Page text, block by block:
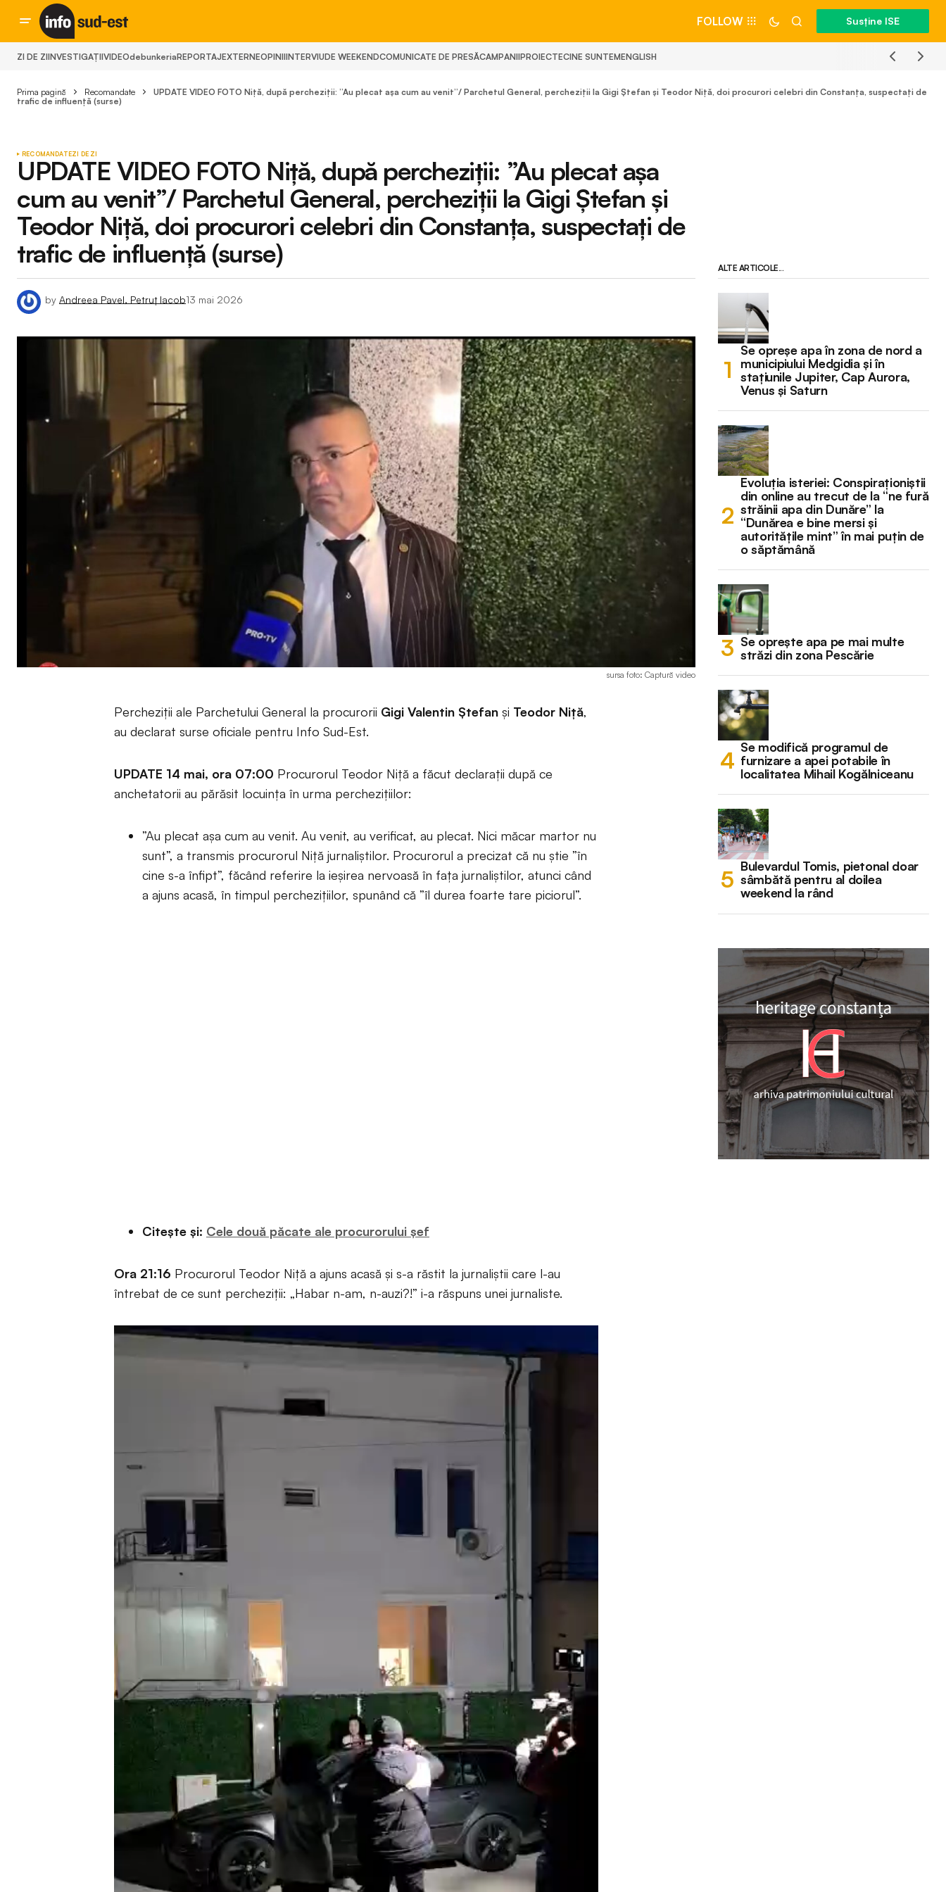
FOLLOW Susține ISE
ZI DE ZIINVESTIGAȚIIVIDEOdebunkeriaREPORTAJEXTERNEOPINIIINTERVIUDE WEEKENDCOMUNICATE DE PRESĂCAMPANIIPROIECTECINE SUNTEMENGLISH
Prima pagină Recomandate
UPDATE VIDEO FOTO Niță, după percheziții: ”Au plecat așa cum au venit”/ Parchetul General, percheziții la Gigi Ștefan și Teodor Niță, doi procurori celebri din Constanța, suspectați de
trafic de influență (surse)
RECOMANDATEZI DE ZI
UPDATE VIDEO FOTO Niță, după percheziții: ”Au plecat așa
cum au venit”/ Parchetul General, percheziții la Gigi Ștefan și
Teodor Niță, doi procurori celebri din Constanța, suspectați de
trafic de influență (surse)
by Andreea Pavel, Petruț Iacob13 mai 2026
sursa foto: Captură video
Percheziții ale Parchetului General la procurorii Gigi Valentin Ștefan și Teodor Niță,
au declarat surse oficiale pentru Info Sud-Est.
UPDATE 14 mai, ora 07:00 Procurorul Teodor Niță a făcut declarații după ce
anchetatorii au părăsit locuința în urma perchezițiilor:
”Au plecat așa cum au venit. Au venit, au verificat, au plecat. Nici măcar martor nu
sunt”, a transmis procurorul Niță jurnaliștilor. Procurorul a precizat că nu știe ”în
cine s-a înfipt”, făcând referire la ieșirea nervoasă în fața jurnaliștilor, atunci când
a ajuns acasă, în timpul perchezițiilor, spunând că ”îl durea foarte tare piciorul”.
Citește și: Cele două păcate ale procurorului șef
Ora 21:16 Procurorul Teodor Niță a ajuns acasă și s-a răstit la jurnaliștii care l-au
întrebat de ce sunt percheziții: „Habar n-am, n-auzi?!” i-a răspuns unei jurnaliste.
ALTE ARTICOLE...
Se opreșe apa în zona de nord a
municipiului Medgidia și în
stațiunile Jupiter, Cap Aurora,
Venus și Saturn
Evoluția isteriei: Conspiraționiștii
din online au trecut de la “ne fură
străinii apa din Dunăre” la
“Dunărea e bine mersi și
autoritățile mint” în mai puțin de
o săptămână
Se oprește apa pe mai multe
străzi din zona Pescărie
Se modifică programul de
furnizare a apei potabile în
localitatea Mihail Kogălniceanu
Bulevardul Tomis, pietonal doar
sâmbătă pentru al doilea
weekend la rând